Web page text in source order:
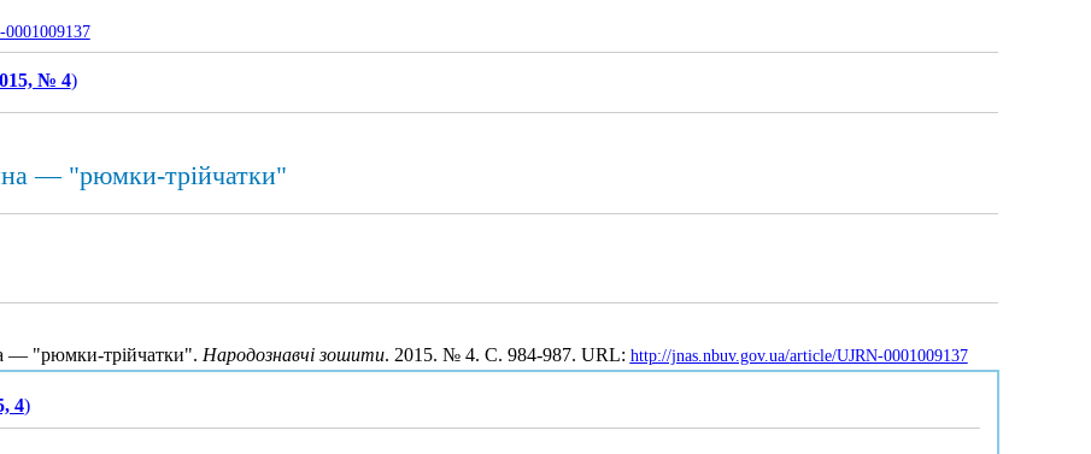
№ 4)
— "рюмки-трійчатки"
— "рюмки-трійчатки". Народознавчі зошити. 2015. № 4. С. 984-987. URL: http://jnas.nbuv.gov.ua/article/UJRN-0001009137
4)